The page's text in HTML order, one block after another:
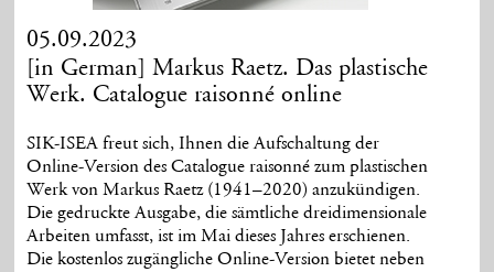
05.09.2023
[in German] Markus Raetz. Das plastische
Werk. Catalogue raisonné online
SIK-ISEA freut sich, Ihnen die Aufschaltung der
Online-Version des Catalogue raisonné zum plastischen
Werk von Markus Raetz (1941–2020) anzukündigen.
Die gedruckte Ausgabe, die sämtliche dreidimensionale
Arbeiten umfasst, ist im Mai dieses Jahres erschienen.
Die kostenlos zugängliche Online-Version bietet neben